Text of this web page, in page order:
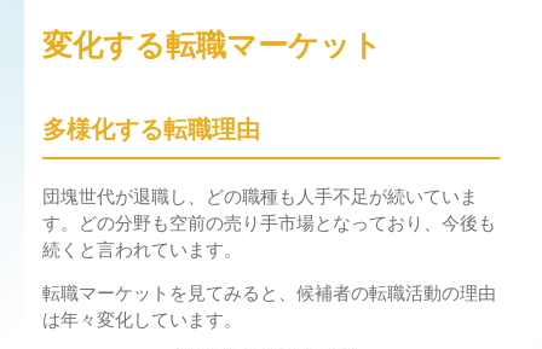
変化する転職マーケット
多様化する転職理由
団塊世代が退職し、どの職種も人手不足が続いていま
す。どの分野も空前の売り手市場となっており、今後も
続くと言われています。
転職マーケットを見てみると、候補者の転職活動の理由
は年々変化しています。